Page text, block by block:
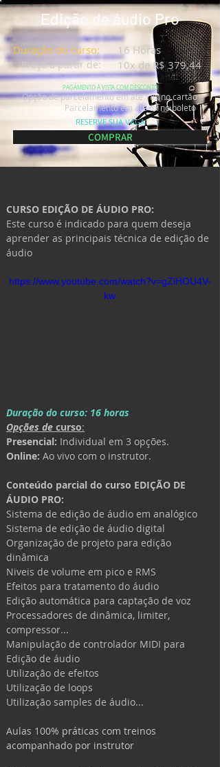
Edição de áudio Pro
Duração do curso:
Preço a partir de:
16 Horas
10x de R$ 379,44
PAGAMENTO Á VISTA COM DESCONTO
Opção de parcelamento em até 18x no cartão
Parcelamento em até 6x no boleto
RESERVE SUA VAGA
COMPRAR
CURSO EDIÇÃO DE ÁUDIO PRO:
Este curso é indicado para quem deseja
aprender as principais técnica de edição de
áudio
https://www.youtube.com/watch?v=gZiHOU4V-
kw
Duração do curso: 16 horas
Opções de curso:
Presencial: Individual em 3 opções.
Online: Ao vivo com o instrutor.
Conteúdo parcial do curso EDIÇÃO DE
ÁUDIO PRO:
Sistema de edição de áudio em analógico
Sistema de edição de áudio digital
Organização de projeto para edição
dinâmica
Niveis de volume em pico e RMS
Efeitos para tratamento do áudio
Edição automática para captação de voz
Processadores de dinâmica, limiter,
compressor...
Manipulação de controlador MIDI para
Edição de áudio
Utilização de efeitos
Utilização de loops
Utilização samples de áudio...
Aulas 100% práticas com treinos
acompanhado por instrutor